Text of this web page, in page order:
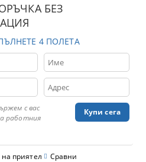
БЕЗ
4 ПОЛЕТА
с вас
работния
приятел Сравни